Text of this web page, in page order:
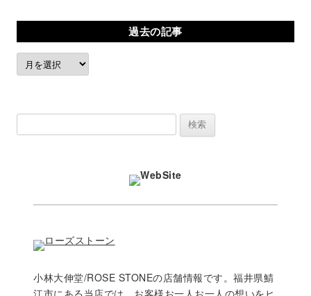
過去の記事
去
小林大伸堂/ROSE STONEの店舗情報です。福井県鯖
江市にある当店では、お客様お一人お一人の想いをヒ